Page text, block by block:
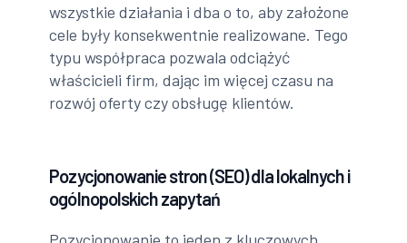
wszystkie działania i dba o to, aby założone
cele były konsekwentnie realizowane. Tego
typu współpraca pozwala odciążyć
właścicieli firm, dając im więcej czasu na
rozwój oferty czy obsługę klientów.
Pozycjonowanie stron (SEO) dla lokalnych i
ogólnopolskich zapytań